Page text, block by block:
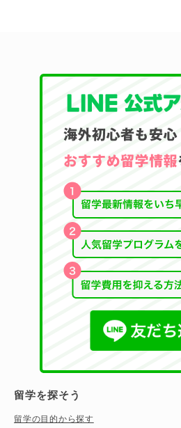
留学を探そう
留学の目的から探す